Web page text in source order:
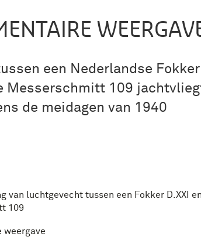
een Nederlandse Fokker
Messerschmitt 109
de meidagen van 1940
van luchtgevecht tussen een Fokker D.XXI
109
weergave